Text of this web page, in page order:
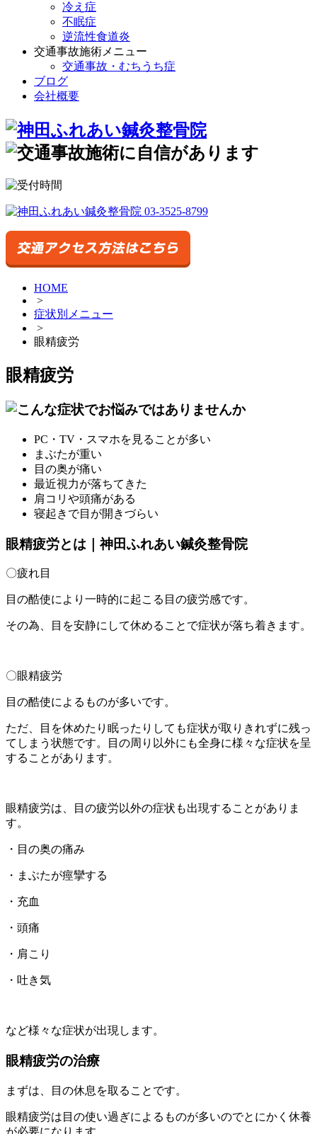
冷え症
不眠症
逆流性食道炎
交通事故施術メニュー
交通事故・むちうち症
ブログ
会社概要
HOME
>
症状別メニュー
>
眼精疲労
眼精疲労
PC・TV・スマホを見ることが多い
まぶたが重い
目の奥が痛い
最近視力が落ちてきた
肩コリや頭痛がある
寝起きで目が開きづらい
眼精疲労とは｜神田ふれあい鍼灸整骨院
〇疲れ目
目の酷使により一時的に起こる目の疲労感です。
その為、目を安静にして休めることで症状が落ち着きます。
〇眼精疲労
目の酷使によるものが多いです。
ただ、目を休めたり眠ったりしても症状が取りきれずに残っ
てしまう状態です。目の周り以外にも全身に様々な症状を呈
することがあります。
眼精疲労は、目の疲労以外の症状も出現することがありま
す。
・目の奥の痛み
・まぶたが痙攣する
・充血
・頭痛
・肩こり
・吐き気
など様々な症状が出現します。
眼精疲労の治療
まずは、目の休息を取ることです。
眼精疲労は目の使い過ぎによるものが多いのでとにかく休養
が必要になります。